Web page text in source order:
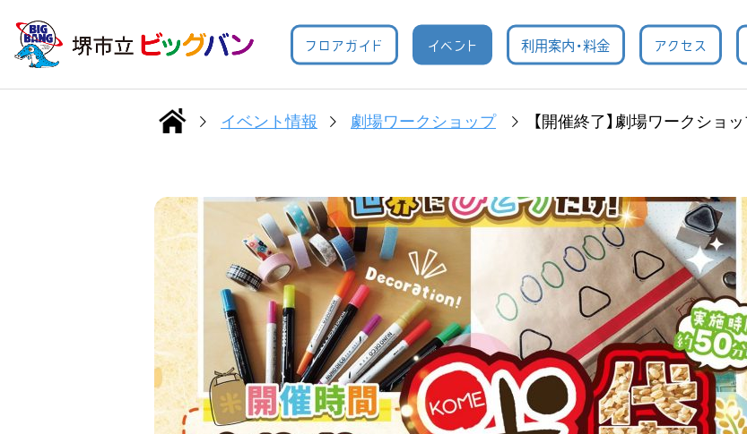
フロアガイド イベント 利用案内・料金 アクセス
イベント情報 劇場ワークショップ 【開催終了】劇場ワークショップ｜2026年